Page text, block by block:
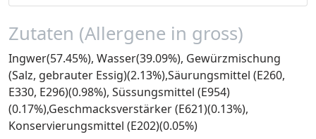
Zutaten (Allergene in gross)
Ingwer(57.45%), Wasser(39.09%), Gewürzmischung
(Salz, gebrauter Essig)(2.13%),Säurungsmittel (E260,
E330, E296)(0.98%), Süssungsmittel (E954)
(0.17%),Geschmacksverstärker (E621)(0.13%),
Konservierungsmittel (E202)(0.05%)